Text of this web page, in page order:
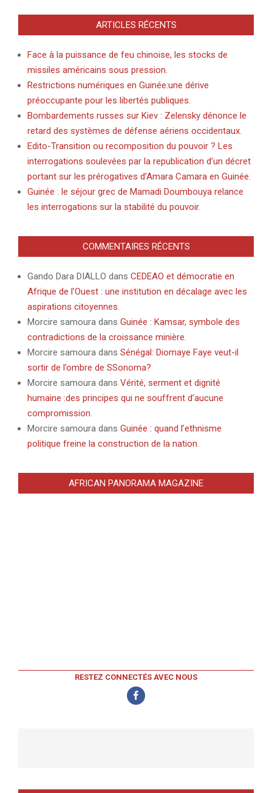
ARTICLES RÉCENTS
Face à la puissance de feu chinoise, les stocks de
missiles américains sous pression.
Restrictions numériques en Guinée:une dérive
préoccupante pour les libertés publiques.
Bombardements russes sur Kiev : Zelensky dénonce le
retard des systèmes de défense aériens occidentaux.
Edito-Transition ou recomposition du pouvoir ? Les
interrogations soulevées par la republication d’un décret
portant sur les prérogatives d’Amara Camara en Guinée.
Guinée : le séjour grec de Mamadi Doumbouya relance
les interrogations sur la stabilité du pouvoir.
COMMENTAIRES RÉCENTS
Gando Dara DIALLO dans CEDEAO et démocratie en
Afrique de l’Ouest : une institution en décalage avec les
aspirations citoyennes.
Morcire samoura dans Guinée : Kamsar, symbole des
contradictions de la croissance minière.
Morcire samoura dans Sénégal: Diomaye Faye veut-il
sortir de l’ombre de SSonoma?
Morcire samoura dans Vérité, serment et dignité
humaine :des principes qui ne souffrent d’aucune
compromission.
Morcire samoura dans Guinée : quand l’ethnisme
politique freine la construction de la nation.
AFRICAN PANORAMA MAGAZINE
RESTEZ CONNECTÉS AVEC NOUS